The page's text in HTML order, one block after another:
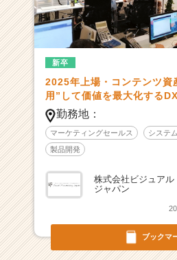
場
上
場】
ク
ウ
ド
ー
合
グ
ン
リ
ブックマ
新卒
2025年上場・コンテンツ資
用”して価値を最大化する
勤務地：
マーケティングセールス システ
製品開発
株式会社ビジュアル
ジャパン